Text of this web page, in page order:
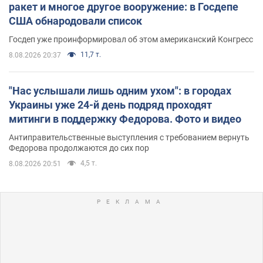
ракет и многое другое вооружение: в Госдепе
США обнародовали список
Госдеп уже проинформировал об этом американский Конгресс
8.08.2026 20:37 11,7 т.
"Нас услышали лишь одним ухом": в городах
Украины уже 24-й день подряд проходят
митинги в поддержку Федорова. Фото и видео
Антиправительственные выступления с требованием вернуть
Федорова продолжаются до сих пор
8.08.2026 20:51 4,5 т.